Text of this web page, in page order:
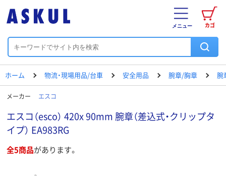
カゴ
メニュー
ホーム 物流・現場用品/台車 安全用品 腕章/胸章 腕
メーカー エスコ
エスコ（esco） 420x 90mm 腕章（差込式・クリップタ
イプ） EA983RG
全5商品があります。